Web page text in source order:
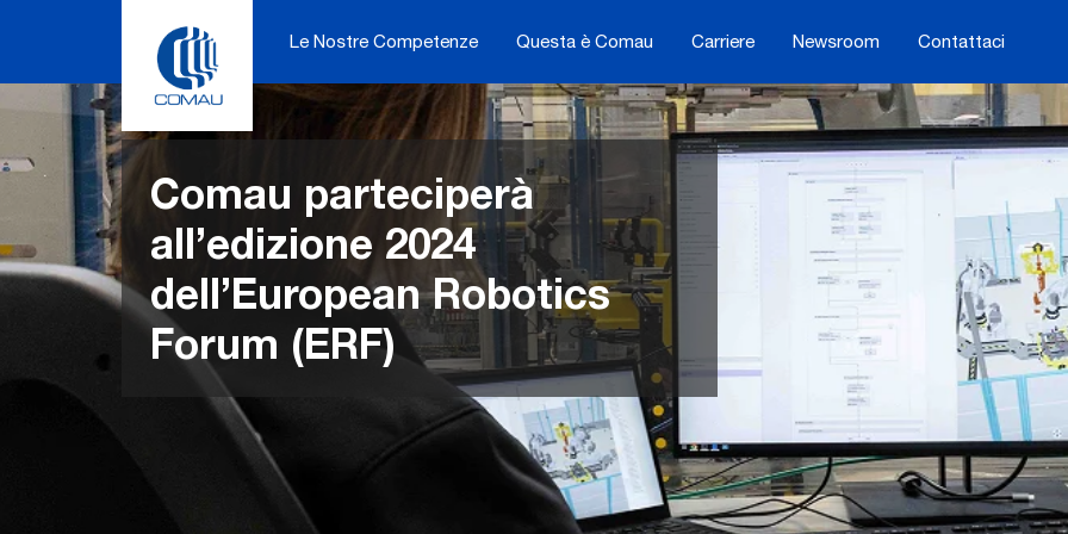
Le Nostre Competenze Questa è Comau Carriere Newsroom Contattaci
Comau parteciperà
all’edizione 2024
dell’European Robotics
Forum (ERF)